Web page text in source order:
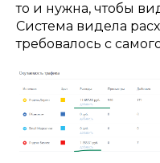
то и нужна, чтобы
Система видела
требовалось с